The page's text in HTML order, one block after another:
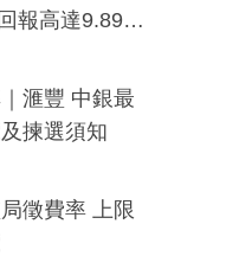
報高達9.89
滙豐 中銀最
揀選須知
徵費率 上限